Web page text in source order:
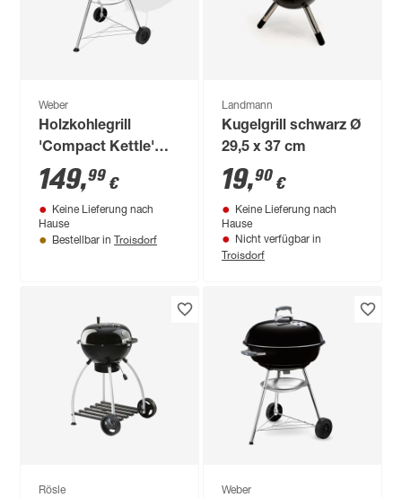
Weber
Holzkohlegrill
'Compact Kettle'
schwarz 58 x 63 x 94
cm
149,99 €
Keine Lieferung nach
Hause
Bestellbar in Troisdorf
Landmann
Kugelgrill schwarz Ø
29,5 x 37 cm
19,90 €
Keine Lieferung nach
Hause
Nicht verfügbar in
Troisdorf
Rösle Weber